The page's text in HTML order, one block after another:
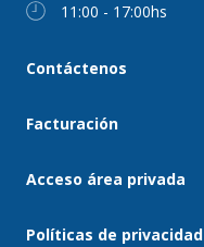
11:00 - 17:00hs
Contáctenos
Facturación
Acceso área privada
Políticas de privacidad